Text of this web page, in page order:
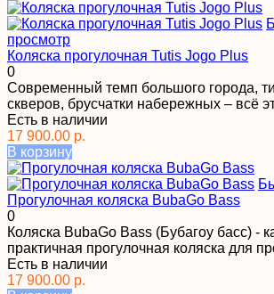
просмотр
Коляска прогулочная Tutis Jogo Plus
0
Современный темп большого города,
скверов, брусчатки набережных – всё
Есть в наличии
17 900.00 р.
В корзину
Прогулочная коляска BubaGo Bass
0
Коляска BubaGo Bass (Бубагоу басс) -
практичная прогулочная коляска для
Есть в наличии
17 900.00 р.